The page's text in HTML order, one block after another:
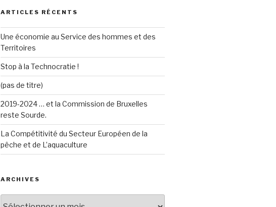
ARTICLES RÉCENTS
Une économie au Service des hommes et des
Territoires
Stop à la Technocratie !
(pas de titre)
2019-2024 … et la Commission de Bruxelles
reste Sourde.
La Compétitivité du Secteur Européen de la
pêche et de L’aquaculture
ARCHIVES